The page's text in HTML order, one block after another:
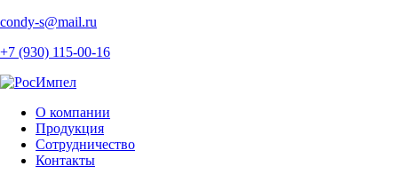
condy-s@mail.ru
+7 (930) 115-00-16
О компании
Продукция
Сотрудничество
Контакты